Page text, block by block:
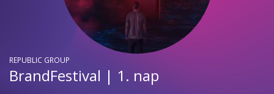
REPUBLIC GROUP
BrandFestival | 1. nap